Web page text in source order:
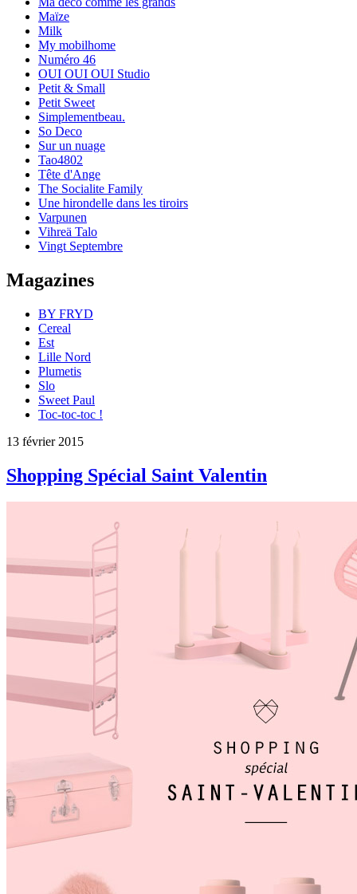
Maïze
Milk
My mobilhome
Numéro 46
OUI OUI OUI Studio
Petit & Small
Petit Sweet
Simplementbeau.
So Deco
Sur un nuage
Tao4802
Tête d'Ange
The Socialite Family
Une hirondelle dans les tiroirs
Varpunen
Vihreä Talo
Vingt Septembre
Magazines
BY FRYD
Cereal
Est
Lille Nord
Plumetis
Slo
Sweet Paul
Toc-toc-toc !
13 février 2015
Shopping Spécial Saint Valentin